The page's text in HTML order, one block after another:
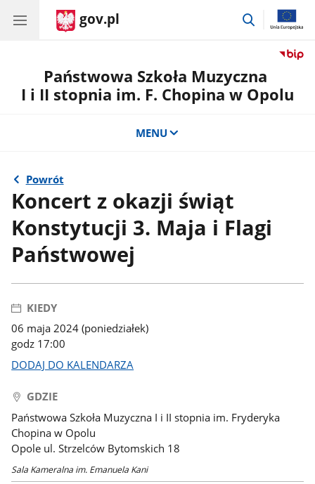
gov.pl
przejdź
Państwowa Szkoła Muzyczna
I i II stopnia im. F. Chopina w Opolu
MENU
Powrót
Koncert z okazji świąt
Konstytucji 3. Maja i Flagi
Państwowej
KIEDY
06 maja 2024 (poniedziałek)
godz 17:00
DODAJ DO KALENDARZA
GDZIE
Państwowa Szkoła Muzyczna I i II stopnia im. Fryderyka
Chopina w Opolu
Opole ul. Strzelców Bytomskich 18
Sala Kameralna im. Emanuela Kani